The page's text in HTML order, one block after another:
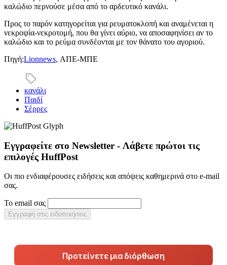
καλώδιο περνούσε μέσα από το αρδευτικό κανάλι.
Προς το παρόν κατηγορείται για ρευματοκλοπή και αναμένεται η
νεκροψία-νεκροτομή, που θα γίνει αύριο, να αποσαφηνίσει αν το
καλώδιο και το ρεύμα συνδέονται με τον θάνατο του αγοριού.
Πηγή:Lionnews, ΑΠΕ-ΜΠΕ
κανάλι
Παιδί
Σέρρες
Εγγραφείτε στο Newsletter - Λάβετε πρώτοι τις
επιλογές HuffPost
Οι πιο ενδιαφέρουσες ειδήσεις και απόψεις καθημερινά στο e-mail
σας.
Το email σας
Εγγραφή στις ειδοποιήσεις
Προτείνετε μια διόρθωση